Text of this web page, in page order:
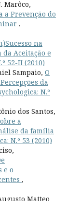
Marôco,
a Prevenção do
,
na
Aceitação e
52-II (2010)
Sampaio, O
da
N.º
dos Santos,
a
da família
N.º 53 (2010)
e o
,
Matteo